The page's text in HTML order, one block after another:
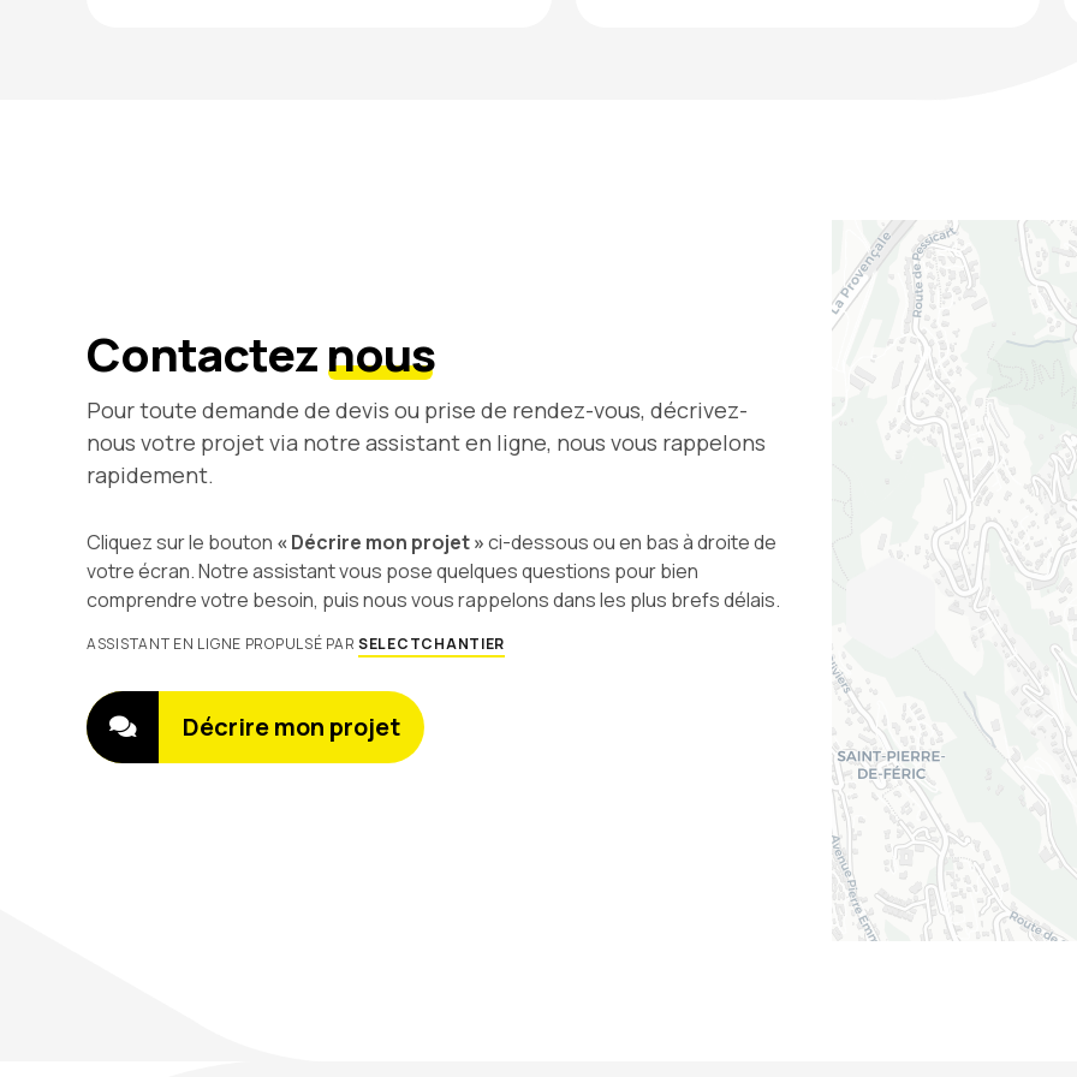
Contacteznous
Pour toute demande de devis ou prise de rendez-vous, décrivez-
nous votre projet via notre assistant en ligne, nous vous rappelons
rapidement.
Cliquez sur le bouton « Décrire mon projet »ci-dessous ou en bas à droite de
votre écran. Notre assistant vous pose quelques questions pour bien
comprendre votre besoin, puis nous vous rappelons dans les plus brefs délais.
ASSISTANT EN LIGNE PROPULSÉ PARSELECTCHANTIER
Décrire mon projet